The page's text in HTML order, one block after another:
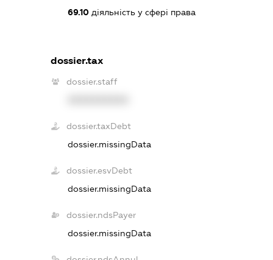
69.10діяльність у сфері права
dossier.tax
dossier.staff
dossier.taxDebt
dossier.missingData
dossier.esvDebt
dossier.missingData
dossier.ndsPayer
dossier.missingData